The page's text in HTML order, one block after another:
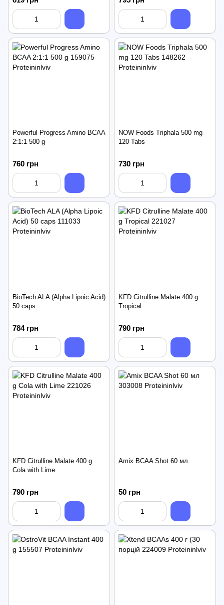
Powerful Progress Amino BCAA
2:1:1 500 g
760 грн
NOW Foods Triphala 500 mg
120 Tabs
730 грн
BioTech ALA (Alpha Lipoic Acid)
50 caps
784 грн
KFD Citrulline Malate 400 g
Tropical
790 грн
KFD Citrulline Malate 400 g
Cola with Lime
790 грн
Amix BCAA Shot 60 мл
50 грн